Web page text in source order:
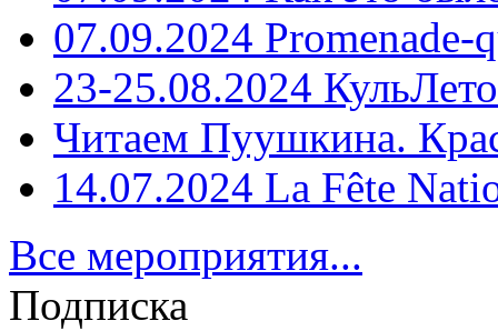
07.09.2024 Promenade-
23-25.08.2024 КульЛето
Читаем Пуушкина.
14.07.2024 La Fête
Все мероприятия...
Подписка